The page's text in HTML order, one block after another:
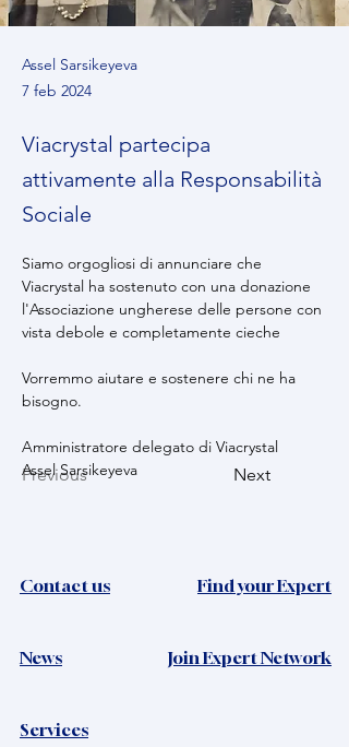
Assel Sarsikeyeva
7 feb 2024
Viacrystal partecipa
attivamente alla Responsabilità
Sociale
Previous Next
Siamo orgogliosi di annunciare che
Viacrystal ha sostenuto con una donazione
l'Associazione ungherese delle persone con
vista debole e completamente cieche
Vorremmo aiutare e sostenere chi ne ha
bisogno.
Amministratore delegato di Viacrystal
Assel Sarsikeyeva
Contact us
News​
Services
Find your Expert
Join Expert Network